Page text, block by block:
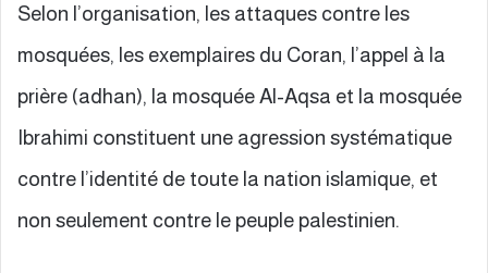
Selon l’organisation, les attaques contre les
mosquées, les exemplaires du Coran, l’appel à la
prière (adhan), la mosquée Al-Aqsa et la mosquée
Ibrahimi constituent une agression systématique
contre l’identité de toute la nation islamique, et
non seulement contre le peuple palestinien.